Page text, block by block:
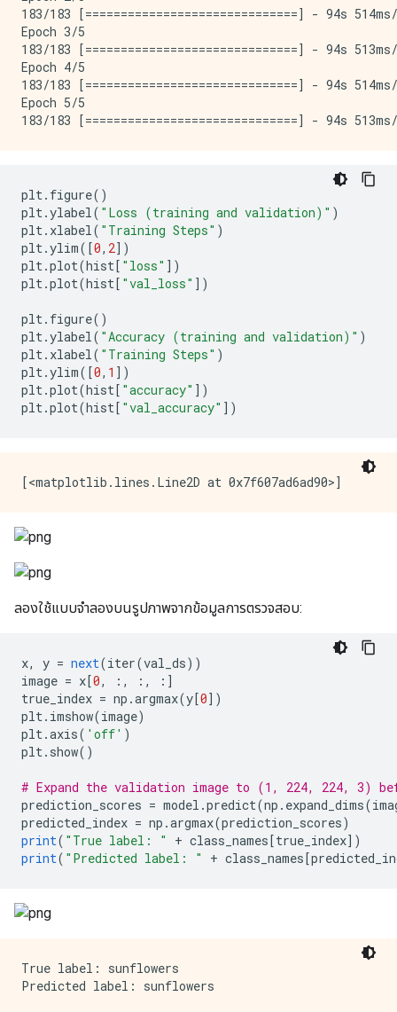
183/183 [==============================] -
Epoch 3/5
183/183 [==============================] -
Epoch 4/5
183/183 [==============================] -
Epoch 5/5
plt. figure()
plt.ylabel( "Loss (training and validation)" )
plt. xlabel( "Training Steps" )
plt.ylim([0, 2])
plt.plot(hist[ "loss" ])
plt.plot(hist[ "val_loss" ])
plt. figure()
plt.ylabel( "Accuracy (training and validation)" )
plt. xlabel( "Training Steps" )
plt.ylim([0, 1 ])
plt.plot(hist[ "accuracy" ])
plt.plot(hist[ "val_accuracy" ])
ลองใช้แบบจำลองบนรูปภาพจากข้อมูลการตรวจสอบ:
x, y = next(iter(val_ds))
image = x[0, :, :,
:]
true_index = np .argmax(y[0])
plt. imshow(image)
plt.axis( 'off' )
plt. show()
# Expand the validation image to (1, 224, 224, 3)
prediction_scores = model .predict(np . expand_dims(
predicted_index = np .argmax(prediction_scores)
print( "True label: " + class_names[true_index])
print( "Predicted label: " + class_names[
True label: sunflowers